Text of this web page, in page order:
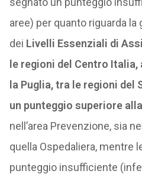
aree) per quanto riguarda la
dei Livelli Essenziali di
le regioni del Centro
la Puglia, tra le regioni del
un punteggio superiore
nell’area Prevenzione, sia
quella Ospedaliera, mentre
punteggio insufficiente